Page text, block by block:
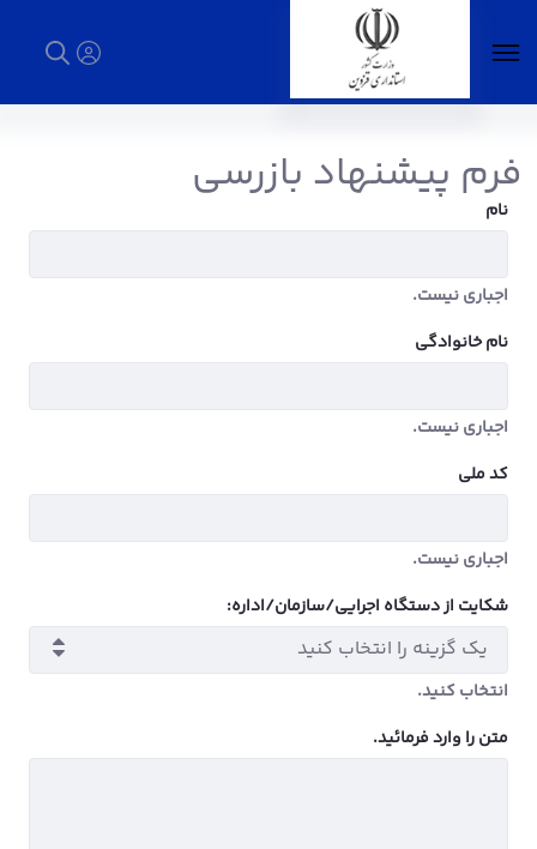
فرم پیشنهاد بازرسی
نام
اجباری نیست.
نام خانوادگی
اجباری نیست.
کد ملی
اجباری نیست.
شکایت از دستگاه اجرایی/سازمان/اداره:
یک گزینه را انتخاب کنید
انتخاب کنید.
متن را وارد فرمائید.